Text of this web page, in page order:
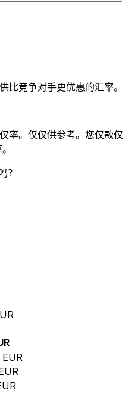
比竞争对手更优惠的汇率。
率。仅仅供参考。您仅款仅
？
EUR